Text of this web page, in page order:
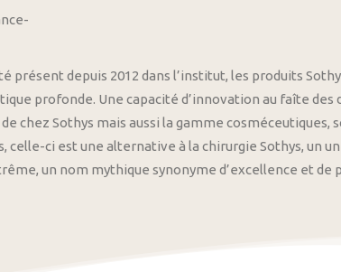
présent depuis 2012 dans l’institut, les produits
profonde. Une capacité d’innovation au faîte
chez Sothys mais aussi la gamme
celle-ci est une alternative à la chirurgie Sothys, un
un nom mythique synonyme d’excellence et de